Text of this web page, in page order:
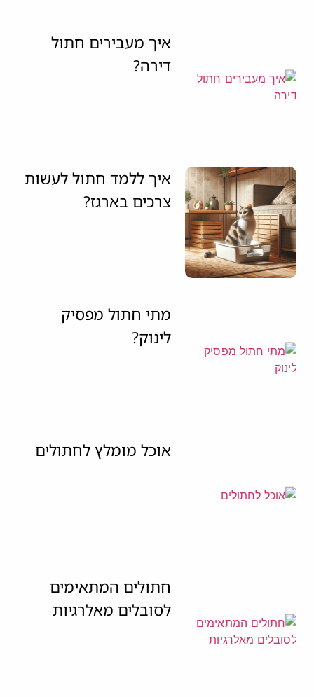
איך מעבירים חתול
דירה?
איך ללמד חתול לעשות
צרכים בארגז?
מתי חתול מפסיק
לינוק?
אוכל מומלץ לחתולים
חתולים המתאימים
לסובלים מאלרגיות